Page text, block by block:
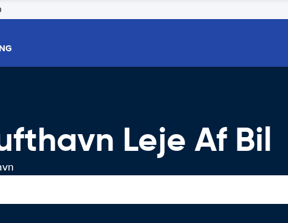
Leje Af Bil